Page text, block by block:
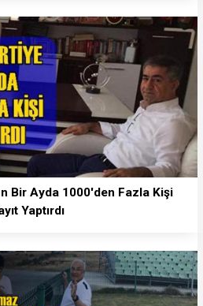
Bir Ayda 1000'den Fazla Kişi
Yaptırdı